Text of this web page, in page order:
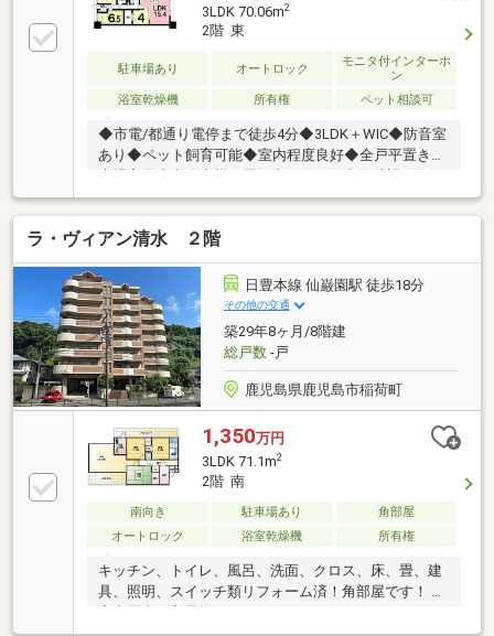
3LDK 70.06m2
2階 東
駐車場あり オートロック
モニタ付インターホ
ン
浴室乾燥機
所有権 ペット相談可
◆市電/都通り電停まで徒歩4分◆3LDK＋WIC◆防音室
あり◆ペット飼育可能◆室内程度良好◆全戸平置き駐
事前にご連絡ください♪
ラ・ヴィアン清水 ２階
日豊本線 仙巌園駅 徒歩18分
その他の交通
築29年8ヶ月/8階建
総戸数-戸
鹿児島県鹿児島市稲荷町
1,350万円
3LDK 71.1m2
2階 南
南向き 駐車場あり
角部屋
オートロック
浴室乾燥機 所有権
キッチン、トイレ、風呂、洗面、クロス、床、畳、建
具、照明、スイッチ類リフォーム済！角部屋です！ ※
室内写真は入居前のものになります。